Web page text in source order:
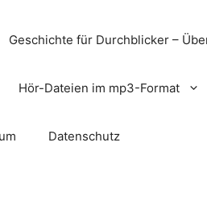
Geschichte für Durchblicker –
Hör-Dateien im mp3-Format
Datenschutz